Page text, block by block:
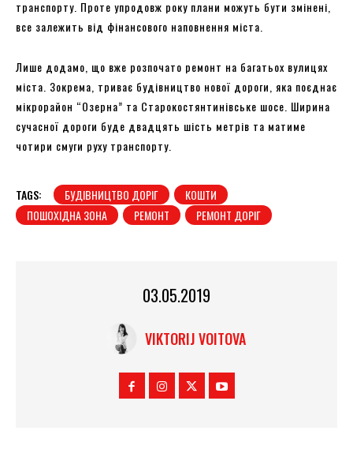
транспорту. Проте упродовж року плани можуть бути змінені,
все залежить від фінансового наповнення міста.
Лише додамо, що вже розпочато ремонт на багатьох вулицях
міста. Зокрема, триває будівництво нової дороги, яка поєднає
мікрорайон “Озерна” та Старокостянтинівське шосе. Ширина
сучасної дороги буде двадцять шість метрів та матиме
чотири смуги руху транспорту.
TAGS: БУДІВНИЦТВО ДОРІГ
КОШТИ
ПОШОХІДНА ЗОНА
РЕМОНТ РЕМОНТ ДОРІГ
03.05.2019
VIKTORIJ VOITOVA